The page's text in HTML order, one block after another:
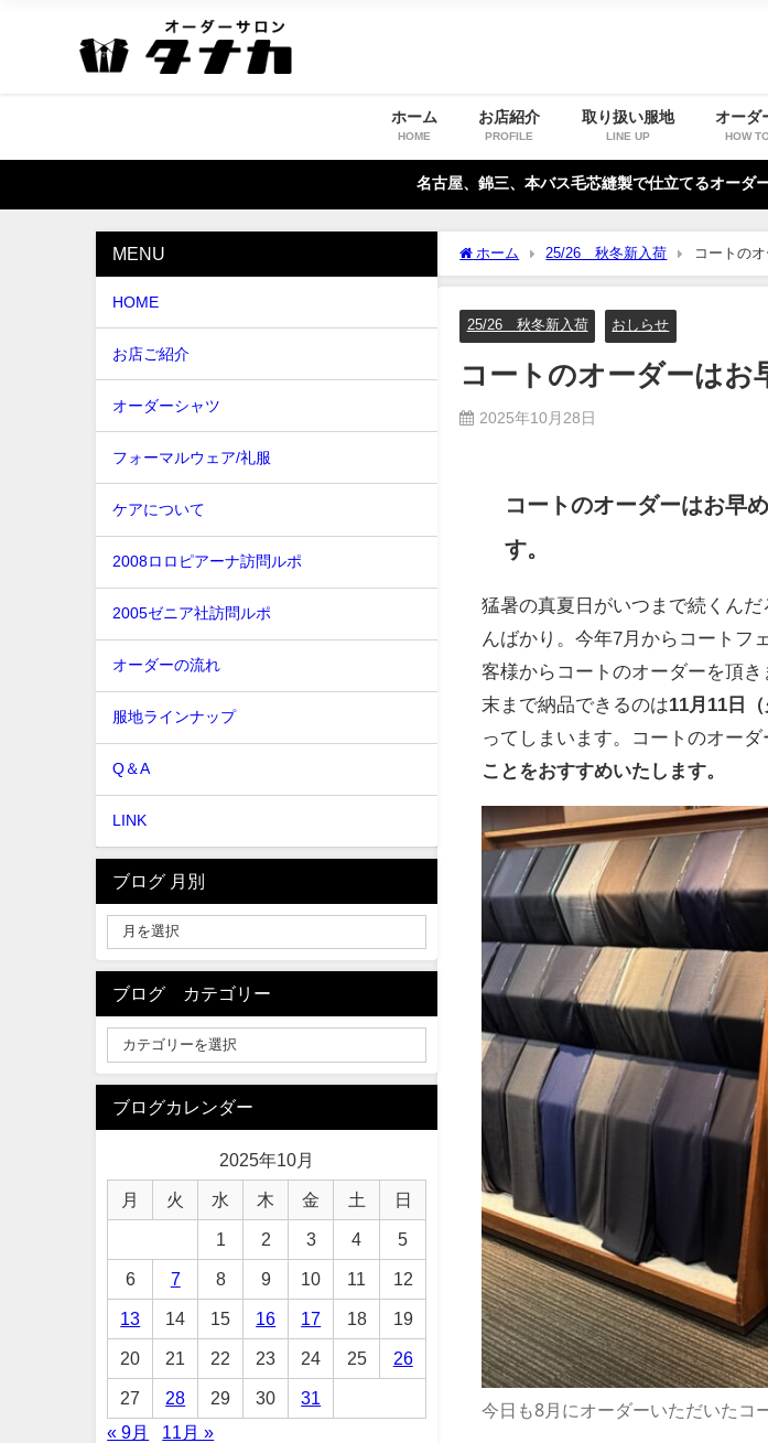
ホーム
HOME
お店紹介
PROFILE
取り扱い服地
LINE UP
オーダ
HOW
名古屋、錦三、本バス毛芯縫製で仕立てるオーダ
ホーム 25/26 秋冬新入荷 コートの
25/26 秋冬新入荷 おしらせ
コートのオーダーはお
2025年10月28日
コートのオーダーはお早
す。
猛暑の真夏日がいつまで続くん
んばかり。今年7月からコートフ
客様からコートのオーダーを頂
末まで納品できるのは11月11日
ってしまいます。コートのオー
ことをおすすめいたします。
今日も8月にオーダーいただいたコ
MENU
HOME
お店ご紹介
オーダーシャツ
フォーマルウェア/礼服
ケアについて
2008ロロピアーナ訪問ルポ
2005ゼニア社訪問ルポ
オーダーの流れ
服地ラインナップ
Q＆A
LINK
ブログ 月別
ブログ カテゴリー
ブログカレンダー
2025年10月
月 火 水 木 金 土 日
1 2 3 4 5
6 7 8 9 10 11 12
13 14 15 16 17 18 19
20 21 22 23 24 25 26
27 28 29 30
31
« 9月
11月 »